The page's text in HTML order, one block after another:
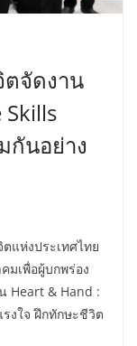
ตจัดงาน
กันอย่าง
แห่งประเทศไทย
เพื่อผู้บกพร่อง
Heart & Hand :
งใจ ฝึกทักษะชีวิต